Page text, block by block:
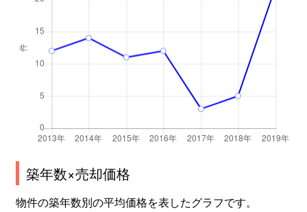
築年数×売却価格
物件の築年数別の平均価格を表したグラフです。